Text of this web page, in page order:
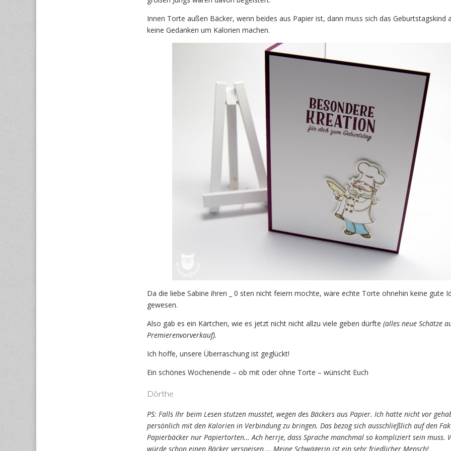
Innen Torte außen Bäcker, wenn beides aus Papier ist, dann muss sich das Geburtstagskind
keine Gedanken um Kalorien machen.
Da die liebe Sabine ihren _ 0 sten nicht feiern mochte, wäre echte Torte ohnehin keine gute
gewesen.
Also gab es ein Kärtchen, wie es jetzt nicht nicht allzu viele geben dürfte (alles neue Schätze
Premierenvorverkauf).
Ich hoffe, unsere Überraschung ist geglückt!
Ein schönes Wochenende – ob mit oder ohne Torte – wünscht Euch
Dörthe
PS: Falls Ihr beim Lesen stutzen musstet, wegen des Bäckers aus Papier. Ich hatte nicht vor
persönlich mit den Kalorien in Verbindung zu bringen. Das bezog sich ausschließlich auf den
Papierbäcker nur Papiertorten… Ach herrje, dass Sprache manchmal so kompliziert sein muss.
würde schon einen Bäcker verspeisen … Meine Schwägerin ist ein sehr friedlicher Mensch!